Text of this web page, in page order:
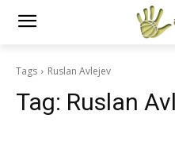
Tags Ruslan Avlejev
Tag: Ruslan